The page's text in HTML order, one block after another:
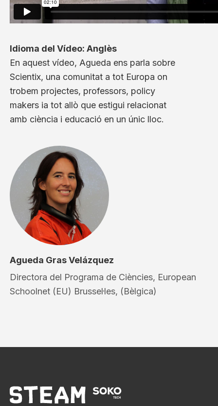
Idioma del Vídeo: Anglès
En aquest vídeo, Agueda ens parla sobre
Scientix, una comunitat a tot Europa on
trobem projectes, professors, policy
makers ia tot allò que estigui relacionat
amb ciència i educació en un únic lloc.
Agueda Gras Velázquez
Directora del Programa de Ciències, European
Schoolnet (EU) Brussel·les, (Bèlgica)